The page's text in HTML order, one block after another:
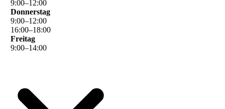
9:00–12:00
Donnerstag
9:00–12:00
16:00–18:00
Freitag
9:00–14:00